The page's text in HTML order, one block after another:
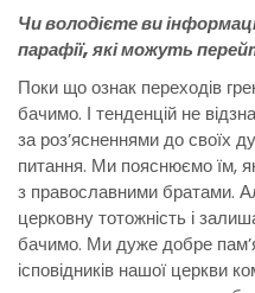
Чи володієте ви
парафії, які можуть
Поки що ознак переходів
бачимо. І тенденцій не
за роз’ясненнями до своїх
питання. Ми пояснюємо їм,
з православними братами.
церковну тотожність і
бачимо. Ми дуже добре
ісповідників нашої церкви